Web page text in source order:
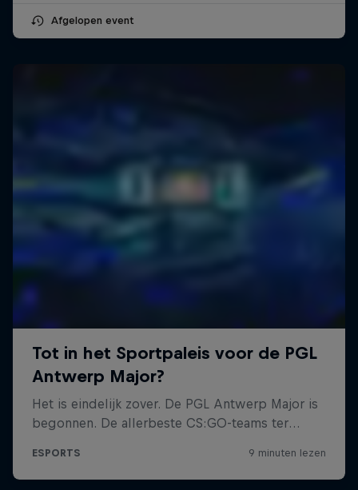
Afgelopen event